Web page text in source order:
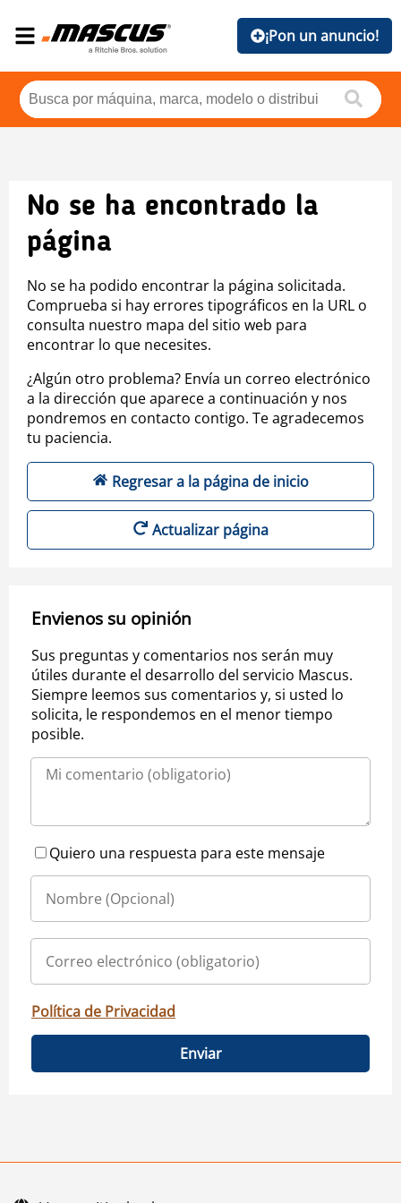
¡Pon un anuncio!
No se ha encontrado la
página
No se ha podido encontrar la página solicitada.
Comprueba si hay errores tipográficos en la URL o
consulta nuestro mapa del sitio web para
encontrar lo que necesites.
¿Algún otro problema? Envía un correo electrónico
a la dirección que aparece a continuación y nos
pondremos en contacto contigo. Te agradecemos
tu paciencia.
Regresar a la página de inicio
Actualizar página
Envienos su opinión
Sus preguntas y comentarios nos serán muy
útiles durante el desarrollo del servicio Mascus.
Siempre leemos sus comentarios y, si usted lo
solicita, le respondemos en el menor tiempo
posible.
Quiero una respuesta para este mensaje
Política de Privacidad
Enviar